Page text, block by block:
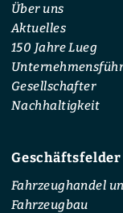
Über uns
Aktuelles
150 Jahre Lueg
Gesellschafter
Nachhaltigkeit
Geschäftsfelder
Fahrzeughandel
Fahrzeugbau